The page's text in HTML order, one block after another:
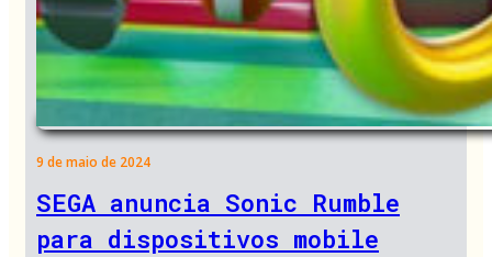
9 de maio de 2024
SEGA anuncia Sonic Rumble
para dispositivos mobile